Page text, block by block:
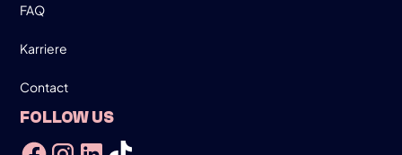
FAQ
Karriere
Contact
FOLLOW US